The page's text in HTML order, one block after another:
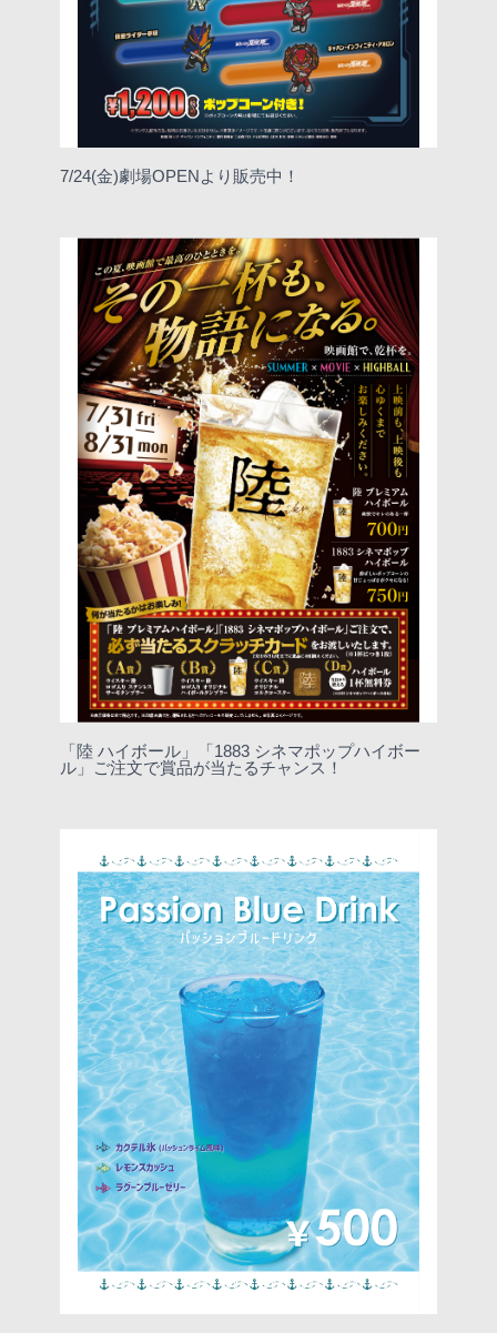
7/24(金)劇場OPENより販売中！
「陸 ハイボール」「1883 シネマポップハイボー
ル」ご注文で賞品が当たるチャンス！